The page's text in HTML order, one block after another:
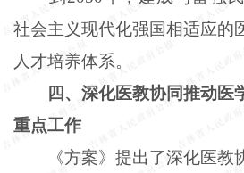
社会主义现代化强国相适应的
人才培养体系。
四、深化医教协同推动医
重点工作
《方案》提出了深化医教